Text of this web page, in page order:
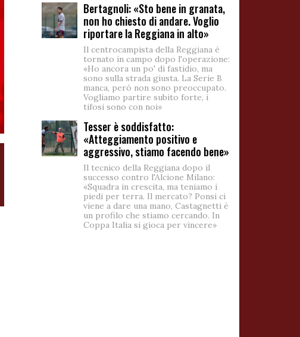
Bertagnoli: «Sto bene in granata,
non ho chiesto di andare. Voglio
riportare la Reggiana in alto»
Il centrocampista della Reggiana è
tornato in campo dopo l'operazione:
«Ho ancora un po' di fastidio, ma
sono sulla strada giusta. La Serie B
manca, però non sono preoccupato.
Vogliamo partire subito forte, i
tifosi sono con noi»
Tesser è soddisfatto:
«Atteggiamento positivo e
aggressivo, stiamo facendo bene»
Il tecnico della Reggiana dopo il
successo contro l'Alcione Milano:
«Squadra in crescita, ma teniamo i
piedi per terra. Il mercato? Ponsi ci
viene a dare una mano, Castagnetti è
un profilo che stiamo cercando. In
Coppa Italia si gioca per vincere»